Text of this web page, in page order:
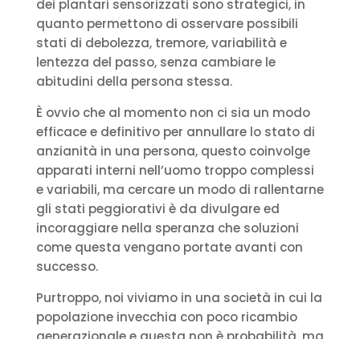
dei plantari sensorizzati sono strategici, in
quanto permettono di osservare possibili
stati di debolezza, tremore, variabilità e
lentezza del passo, senza cambiare le
abitudini della persona stessa.
È ovvio che al momento non ci sia un modo
efficace e definitivo per annullare lo stato di
anzianità in una persona, questo coinvolge
apparati interni nell’uomo troppo complessi
e variabili, ma cercare un modo di rallentarne
gli stati peggiorativi è da divulgare ed
incoraggiare nella speranza che soluzioni
come questa vengano portate avanti con
successo.
Purtroppo, noi viviamo in una società in cui la
popolazione invecchia con poco ricambio